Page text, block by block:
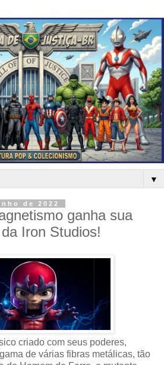
▼
de 2022
ganha sua
Iron Studios!
criado com seus poderes,
de várias fibras metálicas, tão